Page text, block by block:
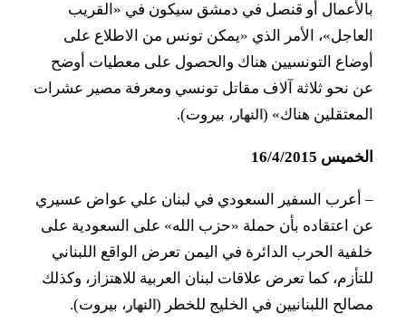
بالأعمال أو قنصل في دمشق سيكون في «القريب
العاجل»، الأمر الذي «يمكن تونس من الاطلاع على
أوضاع التونسيين هناك والحصول على معطيات أوضح
عن نحو ثلاثة آلاف مقاتل تونسي ومعرفة مصير عشرات
المعتقلين هناك» ( النهار ، بيروت).
الخميس 16/4/2015
– أعرب السفير السعودي في لبنان علي عواض عسيري
عن اعتقاده بأن حملة «حزب الله» على السعودية على
خلفية الحرب الدائرة في اليمن تعرض الواقع اللبناني
للتأزم، كما تعرض علاقات لبنان العربية للاهتزاز، وكذلك
مصالح اللبنانيين في الخليج للخطر ( النهار ، بيروت).